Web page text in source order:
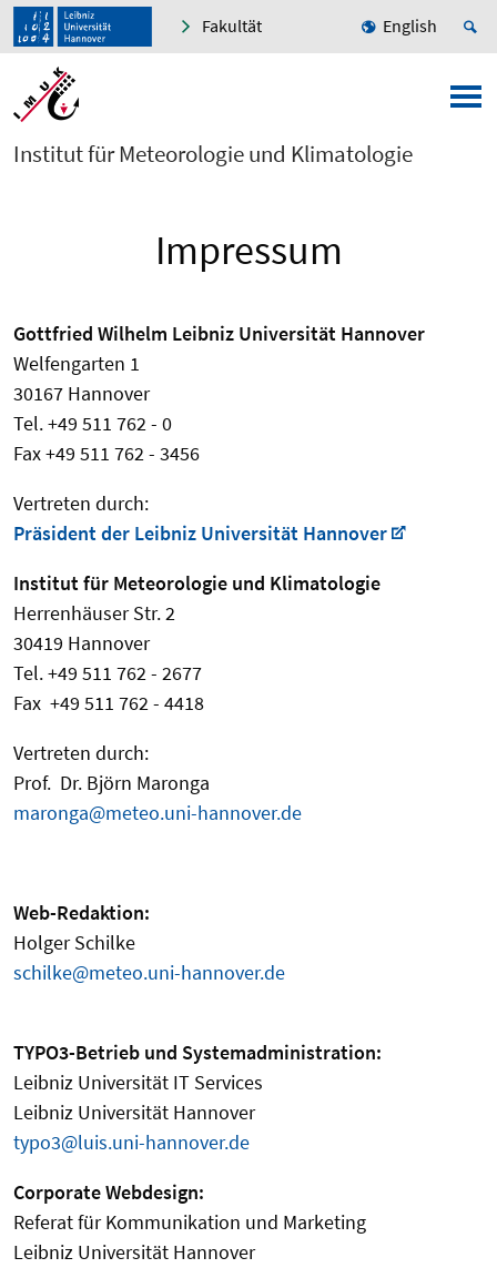
Fakultät English
Institut für Meteorologie und Klimatologie
Impressum
Gottfried Wilhelm Leibniz Universität Hannover
Welfengarten 1
30167 Hannover
Tel. +49 511 762 - 0
Fax +49 511 762 - 3456
Vertreten durch:
Präsident der Leibniz Universität Hannover
Institut für Meteorologie und Klimatologie
Herrenhäuser Str. 2
30419 Hannover
Tel. +49 511 762 - 2677
Fax +49 511 762 - 4418
Vertreten durch:
Prof. Dr. Björn Maronga
maronga@meteo.uni-hannover.de
Web-Redaktion:
Holger Schilke
schilke@meteo.uni-hannover.de
TYPO3-Betrieb und Systemadministration:
Leibniz Universität IT Services
Leibniz Universität Hannover
typo3@luis.uni-hannover.de
Corporate Webdesign:
Referat für Kommunikation und Marketing
Leibniz Universität Hannover